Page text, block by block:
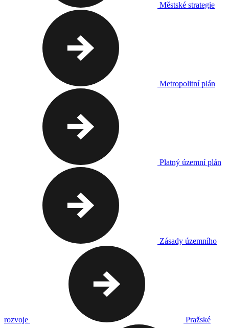
Městské strategie
Metropolitní plán
Platný územní plán
Zásady územního
rozvoje Pražské